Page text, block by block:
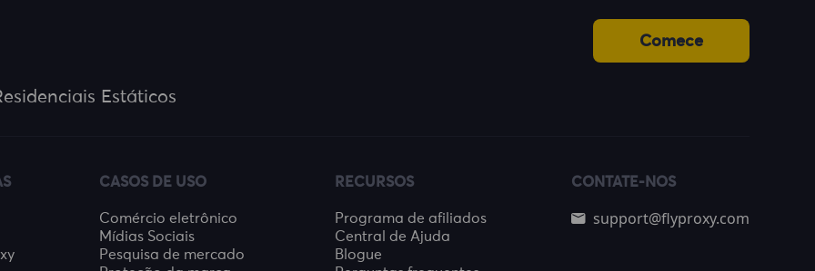
Estáticos
Comece
CASOS DE USO
Comércio eletrônico
Mídias Sociais
Pesquisa de mercado
RECURSOS
Programa de afiliados
Central de Ajuda
Blogue
CONTATE-NOS
support@flyproxy.com